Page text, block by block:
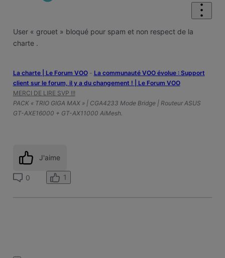
User « grouet » bloqué pour spam et non respect de la
charte .
La charte | Le Forum VOO- ‎La communauté VOO évolue : Support
client sur le forum, il y a du changement ! | Le Forum VOO
MERCI DE LIRE SVP !!!
PACK « TRIO GIGA MAX » | CGA4233 Mode Bridge | Routeur ASUS
GT-AXE16000 + GT-AX11000 AiMesh.
J'aime
0 1